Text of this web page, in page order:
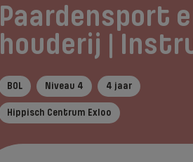
Paardensport
houderij |
BOL Niveau 4 4 jaar
Hippisch Centrum Exloo